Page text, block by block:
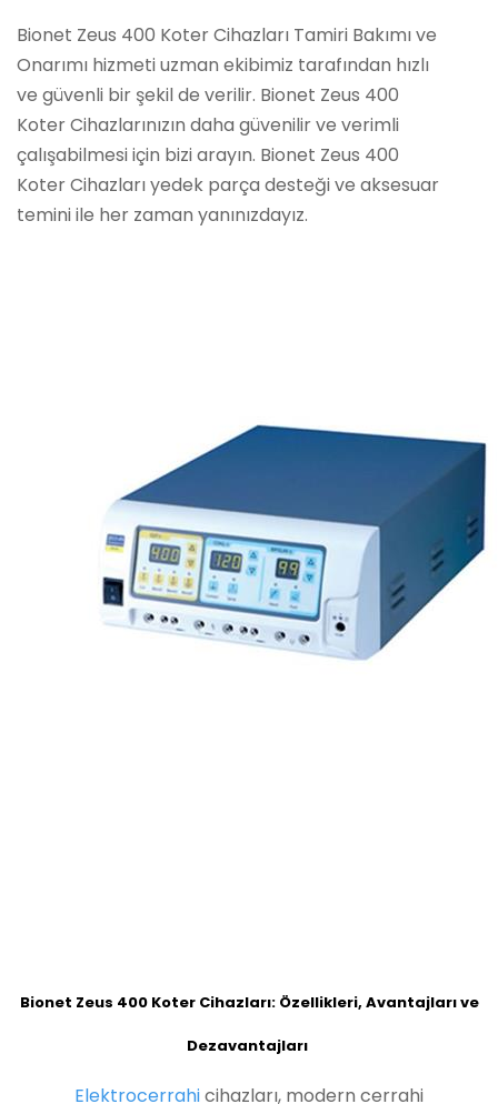
Bionet Zeus 400 Koter Cihazları Tamiri Bakımı ve
Onarımı hizmeti uzman ekibimiz tarafından hızlı
ve güvenli bir şekil de verilir. Bionet Zeus 400
Koter Cihazlarınızın daha güvenilir ve verimli
çalışabilmesi için bizi arayın. Bionet Zeus 400
Koter Cihazları yedek parça desteği ve aksesuar
temini ile her zaman yanınızdayız.
Bionet Zeus 400 Koter Cihazları: Özellikleri, Avantajları ve
Dezavantajları
Elektrocerrahicihazları, modern cerrahi